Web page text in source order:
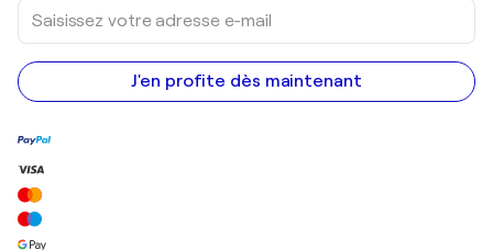
Saisissez
votre
adresse
e-
mail
J'en profite dès maintenant